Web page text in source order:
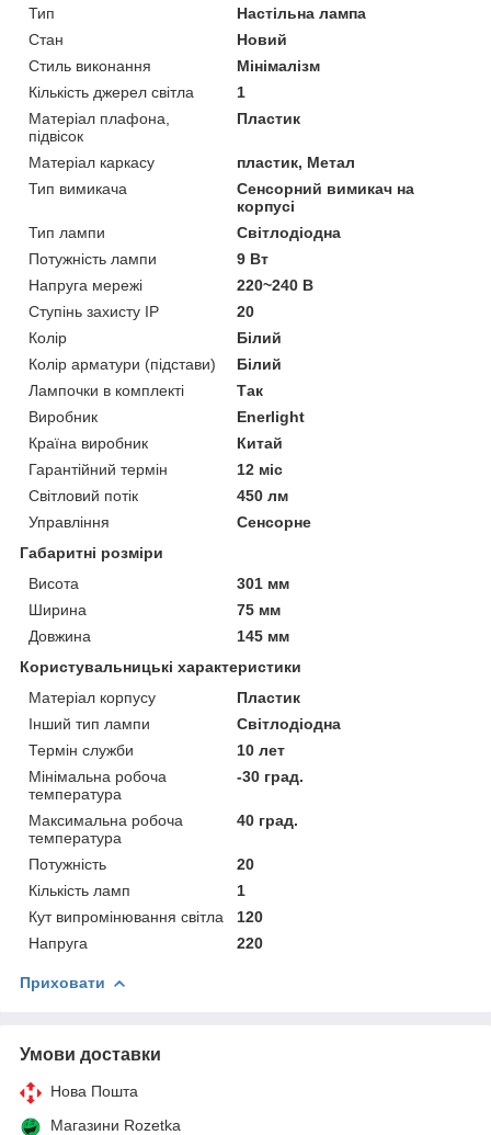
Тип
Настільна лампа
Стан
Новий
Стиль виконання
Мінімалізм
Кількість джерел світла
1
Матеріал плафона,
підвісок
Пластик
Матеріал каркасу
пластик, Метал
Тип вимикача
Сенсорний вимикач на
корпусі
Тип лампи
Світлодіодна
Потужність лампи
9 Вт
Напруга мережі
220~240 В
Ступінь захисту IP
20
Колір
Білий
Колір арматури (підстави)
Білий
Лампочки в комплекті
Так
Виробник
Enerlight
Країна виробник
Китай
Гарантійний термін
12 міс
Світловий потік
450 лм
Управління
Сенсорне
Габаритні розміри
Висота
301 мм
Ширина
75 мм
Довжина
145 мм
Користувальницькі характеристики
Матеріал корпусу
Пластик
Інший тип лампи
Світлодіодна
Термін служби
10 лет
Мінімальна робоча
температура
-30 град.
Максимальна робоча
температура
40 град.
Потужність
20
Кількість ламп
1
Кут випромінювання світла
120
Напруга
220
Приховати
Умови доставки
Нова Пошта
Магазини Rozetka